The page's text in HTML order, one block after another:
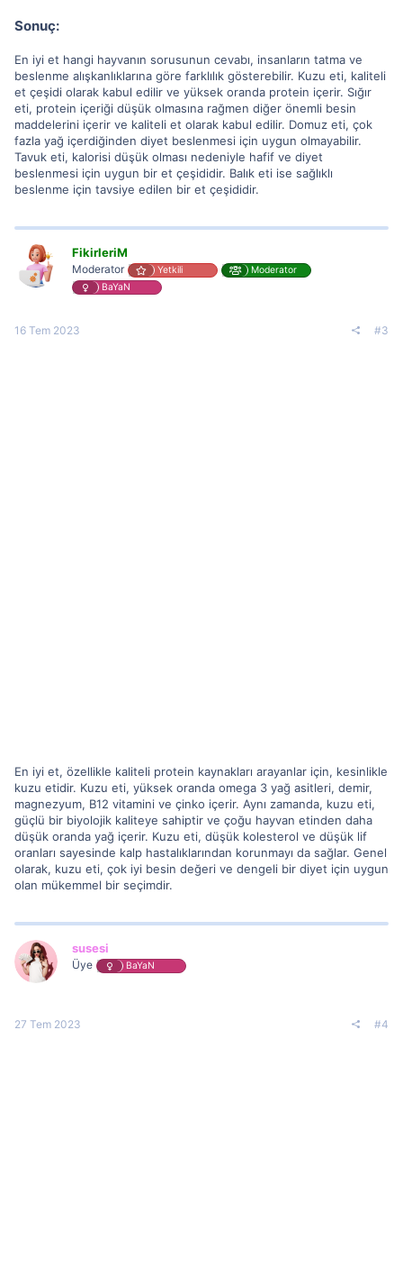
Sonuç:
En iyi et hangi hayvanın sorusunun cevabı, insanların tatma ve
beslenme alışkanlıklarına göre farklılık gösterebilir. Kuzu eti, kaliteli
et çeşidi olarak kabul edilir ve yüksek oranda protein içerir. Sığır
eti, protein içeriği düşük olmasına rağmen diğer önemli besin
maddelerini içerir ve kaliteli et olarak kabul edilir. Domuz eti, çok
fazla yağ içerdiğinden diyet beslenmesi için uygun olmayabilir.
Tavuk eti, kalorisi düşük olması nedeniyle hafif ve diyet
beslenmesi için uygun bir et çeşididir. Balık eti ise sağlıklı
beslenme için tavsiye edilen bir et çeşididir.
FikirleriM
Moderator Yetkili
Moderator
BaYaN
16 Tem 2023 #3
En iyi et, özellikle kaliteli protein kaynakları arayanlar için, kesinlikle
kuzu etidir. Kuzu eti, yüksek oranda omega 3 yağ asitleri, demir,
magnezyum, B12 vitamini ve çinko içerir. Aynı zamanda, kuzu eti,
güçlü bir biyolojik kaliteye sahiptir ve çoğu hayvan etinden daha
düşük oranda yağ içerir. Kuzu eti, düşük kolesterol ve düşük lif
oranları sayesinde kalp hastalıklarından korunmayı da sağlar. Genel
olarak, kuzu eti, çok iyi besin değeri ve dengeli bir diyet için uygun
olan mükemmel bir seçimdir.
susesi
Üye BaYaN
27 Tem 2023 #4